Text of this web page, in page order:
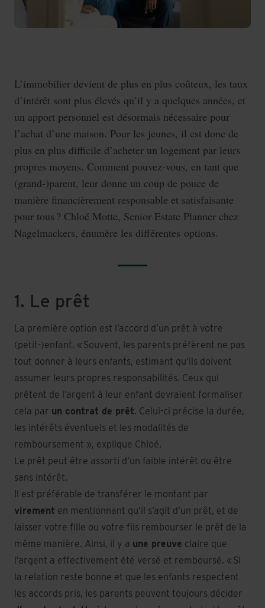
L’immobilier devient de plus en plus coûteux, les taux
d’intérêt sont plus élevés qu’il y a quelques années, et
un apport personnel est désormais nécessaire pour
l’achat d’une maison. Pour les jeunes, il est donc de
plus en plus difficile d’acheter un logement par leurs
propres moyens. Comment pouvez-vous, en tant que
(grand-)parent, leur donne un coup de pouce de
manière financièrement responsable et satisfaisante
pour tous ? Chloé Motte, Senior Estate Planner chez
Nagelmackers, énumère les différentes options.
1. Le prêt
La première option est l’accord d’un prêt à votre
(petit-)enfant. « Souvent, les parents préfèrent ne pas
tout donner à leurs enfants, estimant qu’ils doivent
assumer leurs propres responsabilités. Ceux qui
prêtent de l’argent à leur enfant devraient formaliser
cela par un contrat de prêt. Celui-ci précise la durée,
les intérêts éventuels et les modalités de
remboursement », explique Chloé.
Le prêt peut être assorti d’un faible intérêt ou être
sans intérêt.
Il est préférable de transférer le montant par
virement en mentionnant qu’il s’agit d’un prêt, et de
laisser votre fille ou votre fils rembourser le prêt de la
même manière. Ainsi, il y a une preuve claire que
l’argent a effectivement été versé et remboursé. « Si
la relation reste bonne et que les enfants respectent
les accords pris, les parents peuvent toujours décider